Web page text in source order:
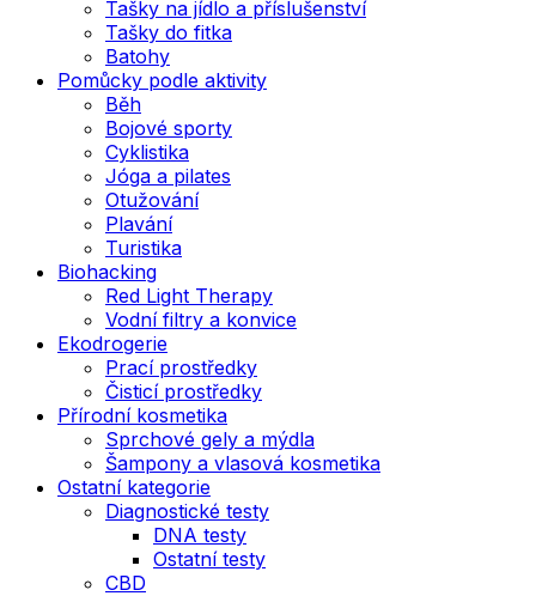
Tašky na jídlo a příslušenství
Tašky do fitka
Batohy
Pomůcky podle aktivity
Běh
Bojové sporty
Cyklistika
Jóga a pilates
Otužování
Plavání
Turistika
Biohacking
Red Light Therapy
Vodní filtry a konvice
Ekodrogerie
Prací prostředky
Čisticí prostředky
Přírodní kosmetika
Sprchové gely a mýdla
Šampony a vlasová kosmetika
Ostatní kategorie
Diagnostické testy
DNA testy
Ostatní testy
CBD